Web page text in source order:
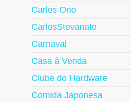
Carlos Ono
CarlosStevanato
Carnaval
Casa à Venda
Clube do Hardware
Comida Japonesa